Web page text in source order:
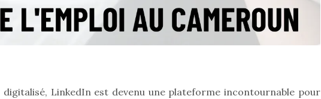
digitalisé, LinkedIn est devenu une plateforme incontournable pour